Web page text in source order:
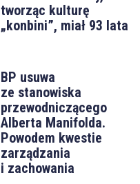
tworząc kulturę
„konbini”, miał 93 lata
BP usuwa
ze stanowiska
przewodniczącego
Alberta Manifolda.
Powodem kwestie
zarządzania
i zachowania